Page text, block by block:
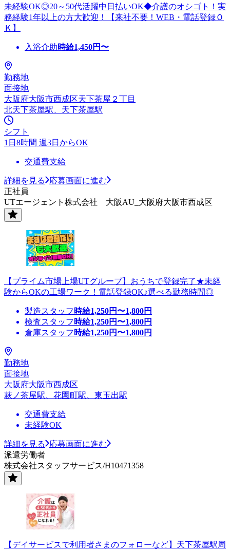
未経験OK◎20～50代活躍中日払いOK◆介護のオシゴト！実
務経験1年以上の方大歓迎！【来社不要！WEB・電話登録Ｏ
Ｋ】
入浴介助時給1,450円〜
勤務地
面接地
大阪府大阪市西成区天下茶屋２丁目
北天下茶屋駅、天下茶屋駅
シフト
1日8時間 週3日からOK
交通費支給
詳細を見る
応募画面に進む
正社員
UTエージェント株式会社 大阪AU_大阪府大阪市西成区
【プライム市場上場UTグループ】おうちで登録完了★未経
験からOKの工場ワーク！電話登録OK♪選べる勤務時間◎
製造スタッフ 時給1,250円〜1,800円
検査スタッフ 時給1,250円〜1,800円
倉庫スタッフ 時給1,250円〜1,800円
勤務地
面接地
大阪府大阪市西成区
萩ノ茶屋駅、花園町駅、東玉出駅
交通費支給
未経験OK
詳細を見る
応募画面に進む
派遣労働者
株式会社スタッフサービス/H10471358
【デイサービスで利用者さまのフォローなど】天下茶屋駅周